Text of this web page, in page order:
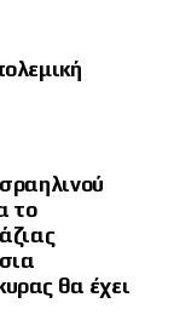
το
θα έχει